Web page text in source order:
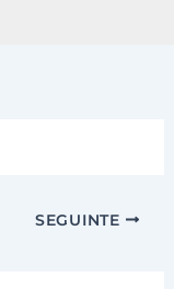
SEGUINTE